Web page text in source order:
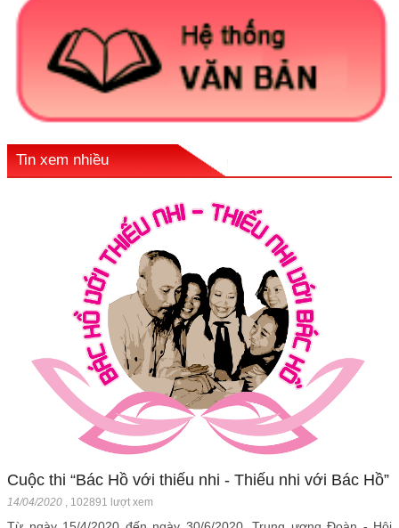
Tin xem nhiều
Cuộc thi “Bác Hồ với thiếu nhi - Thiếu nhi với Bác Hồ”
14/04/2020 102891 lượt xem